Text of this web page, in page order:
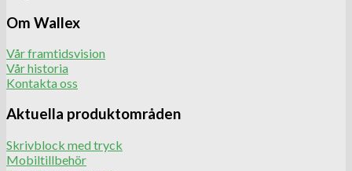
Om Wallex
Vår framtidsvision
Vår historia
Kontakta oss
Aktuella produktområden
Skrivblock med tryck
Mobiltillbehör